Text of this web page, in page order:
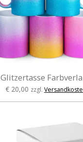
Glitzertasse
€ 20,00 zzgl.